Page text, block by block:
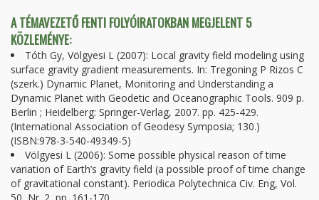
A TÉMAVEZETŐ FENTI FOLYÓIRATOKBAN MEGJELENT 5
KÖZLEMÉNYE:
Tóth Gy, Völgyesi L (2007): Local gravity field modeling using
surface gravity gradient measurements. In: Tregoning P Rizos C
(szerk.) Dynamic Planet, Monitoring and Understanding a
Dynamic Planet with Geodetic and Oceanographic Tools. 909 p.
Berlin ; Heidelberg: Springer-Verlag, 2007. pp. 425-429.
(International Association of Geodesy Symposia; 130.)
(ISBN:978-3-540-49349-5)
Völgyesi L (2006): Some possible physical reason of time
variation of Earth’s gravity field (a possible proof of time change
of gravitational constant). Periodica Polytechnica Civ. Eng, Vol.